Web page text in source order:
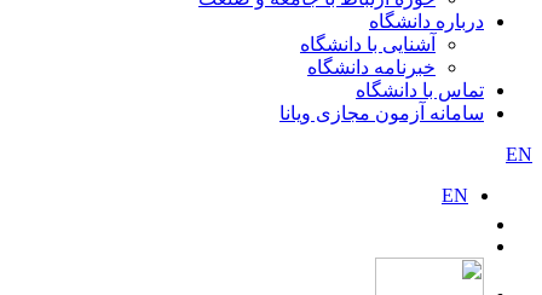
درباره دانشگاه
آشنایی با دانشگاه
خبرنامه دانشگاه
تماس با دانشگاه
سامانه آزمون مجازی ویانا
EN
EN